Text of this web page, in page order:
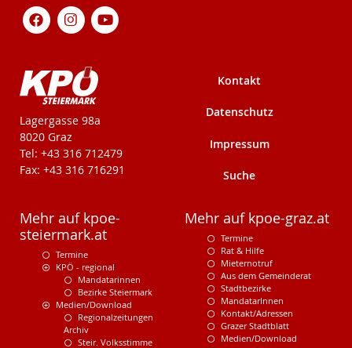
KPÖ-Steiermark
Lagergasse 98a
8020 Graz
Tel: +43 316 712479
Fax: +43 316 716291
Kontakt
Datenschutz
Impressum
Suche
Mehr auf kpoe-
steiermark.at
Termine
KPÖ - regional
Mandatarinnen
Bezirke Steiermark
Medien/Download
Regionalzeitungen
Archiv
Steir. Volksstimme
Mehr auf kpoe-graz.at
Termine
Rat & Hilfe
Mieternotruf
Aus dem Gemeinderat
Stadtbezirke
MandatarInnen
Kontakt/Adressen
Grazer Stadtblatt
Medien/Download